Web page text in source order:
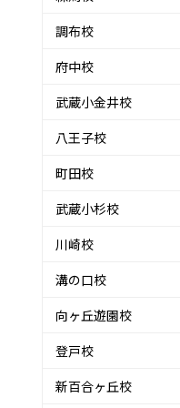
調布校
府中校
武蔵小金井校
八王子校
町田校
武蔵小杉校
川崎校
溝の口校
向ヶ丘遊園校
登戸校
新百合ヶ丘校